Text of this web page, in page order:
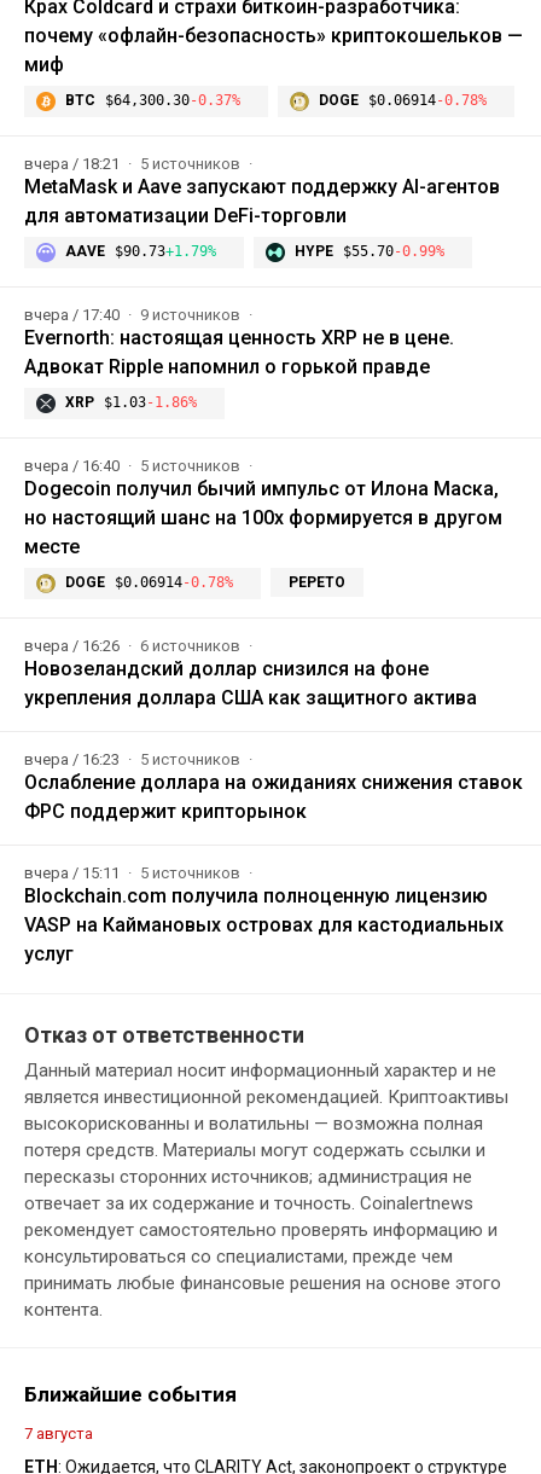
Крах Coldcard и страхи биткоин-разработчика:
почему «офлайн-безопасность» криптокошельков —
миф
BTC $64,300.30-0.37% DOGE $0.06914-0.78%
вчера / 18:21 5 источников
MetaMask и Aave запускают поддержку AI-агентов
для автоматизации DeFi-торговли
AAVE $90.73+1.79% HYPE $55.70-0.99%
вчера / 17:40 9 источников
Evernorth: настоящая ценность XRP не в цене.
Адвокат Ripple напомнил о горькой правде
XRP $1.03-1.86%
вчера / 16:40 5 источников
Dogecoin получил бычий импульс от Илона Маска,
но настоящий шанс на 100x формируется в другом
месте
DOGE $0.06914-0.78% PEPETO
вчера / 16:26 6 источников
Новозеландский доллар снизился на фоне
укрепления доллара США как защитного актива
вчера / 16:23 5 источников
Ослабление доллара на ожиданиях снижения ставок
ФРС поддержит крипторынок
вчера / 15:11 5 источников
Blockchain.com получила полноценную лицензию
VASP на Каймановых островах для кастодиальных
услуг
Отказ от ответственности
Данный материал носит информационный характер и не
является инвестиционной рекомендацией. Криптоактивы
высокорискованны и волатильны — возможна полная
потеря средств. Материалы могут содержать ссылки и
пересказы сторонних источников; администрация не
отвечает за их содержание и точность. Coinalertnews
рекомендует самостоятельно проверять информацию и
консультироваться со специалистами, прежде чем
принимать любые финансовые решения на основе этого
контента.
Ближайшие события
7 августа
ETH: Ожидается, что CLARITY Act, законопроект о структуре